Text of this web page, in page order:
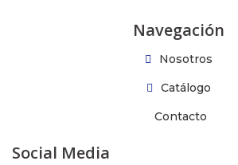
Navegación
Nosotros
Catálogo
Contacto
Social Media